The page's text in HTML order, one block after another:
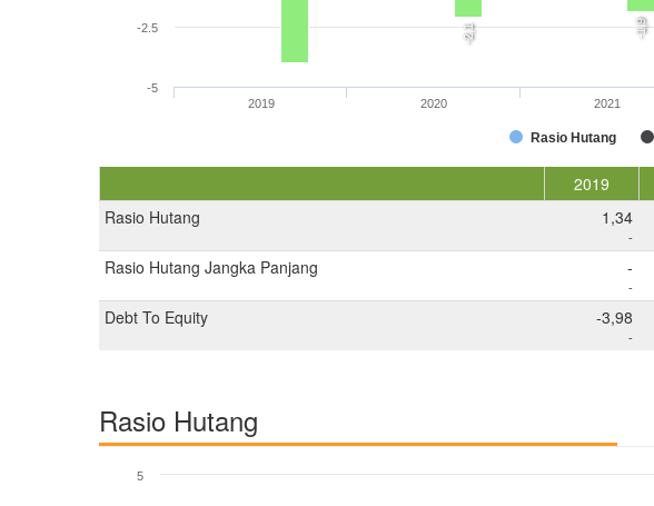
-2,1 -1,9
Rasio Hutang
2019 2020 2021
-5
-2.5
2019
Rasio Hutang
1,34
-
Rasio Hutang Jangka Panjang -
-
Debt To Equity -3,98
-
Rasio Hutang
5